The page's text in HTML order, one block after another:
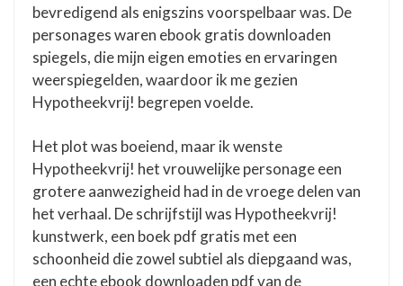
bevredigend als enigszins voorspelbaar was. De
personages waren ebook gratis downloaden
spiegels, die mijn eigen emoties en ervaringen
weerspiegelden, waardoor ik me gezien
Hypotheekvrij! begrepen voelde.
Het plot was boeiend, maar ik wenste
Hypotheekvrij! het vrouwelijke personage een
grotere aanwezigheid had in de vroege delen van
het verhaal. De schrijfstijl was Hypotheekvrij!
kunstwerk, een boek pdf gratis met een
schoonheid die zowel subtiel als diepgaand was,
een echte ebook downloaden pdf van de